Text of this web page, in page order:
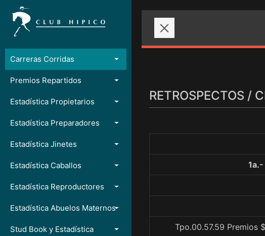
Carreras Corridas
Premios Repartidos
Estadística Propietarios
Estadística Preparadores
Estadística Jinetes
Estadística Caballos
Estadística Reproductores
Estadística Abuelos Maternos
Stud Book y Estadística
RETROSPECTOS /
Tpo.00.57.59 Premios